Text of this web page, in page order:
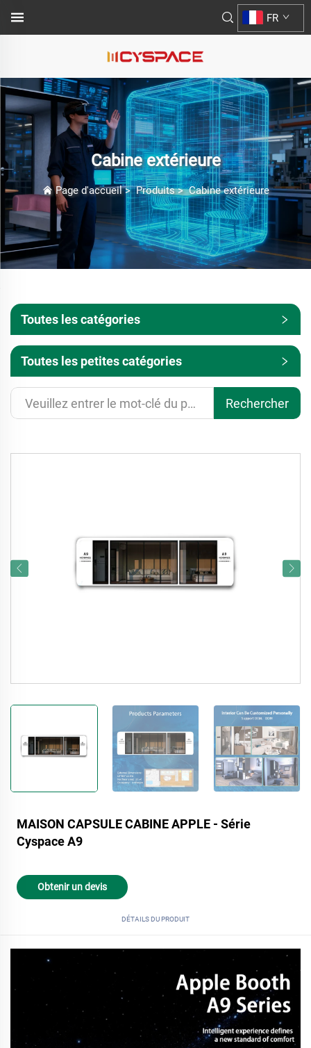
FR
Cabine extérieure
Page d'accueil>Produits>Cabine extérieure
Toutes les catégories
Toutes les petites catégories
Rechercher
MAISON CAPSULE CABINE APPLE - Série
Cyspace A9
Obtenir un devis
DÉTAILS DU PRODUIT